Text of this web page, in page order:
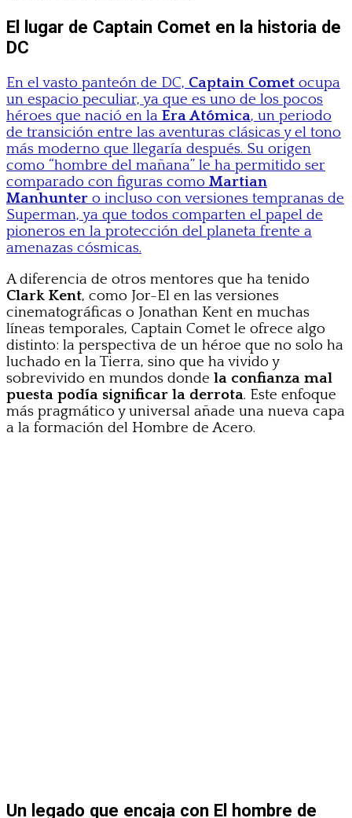
El lugar de Captain Comet en la historia de
DC
En el vasto panteón de DC, Captain Comet ocupa
un espacio peculiar, ya que es uno de los pocos
héroes que nació en la Era Atómica, un periodo
de transición entre las aventuras clásicas y el tono
más moderno que llegaría después. Su origen
como “hombre del mañana” le ha permitido ser
comparado con figuras como Martian
Manhunter o incluso con versiones tempranas de
Superman, ya que todos comparten el papel de
pioneros en la protección del planeta frente a
amenazas cósmicas.
A diferencia de otros mentores que ha tenido
Clark Kent, como Jor-El en las versiones
cinematográficas o Jonathan Kent en muchas
líneas temporales, Captain Comet le ofrece algo
distinto: la perspectiva de un héroe que no solo ha
luchado en la Tierra, sino que ha vivido y
sobrevivido en mundos donde la confianza mal
puesta podía significar la derrota. Este enfoque
más pragmático y universal añade una nueva capa
a la formación del Hombre de Acero.
Un legado que encaja con El hombre de